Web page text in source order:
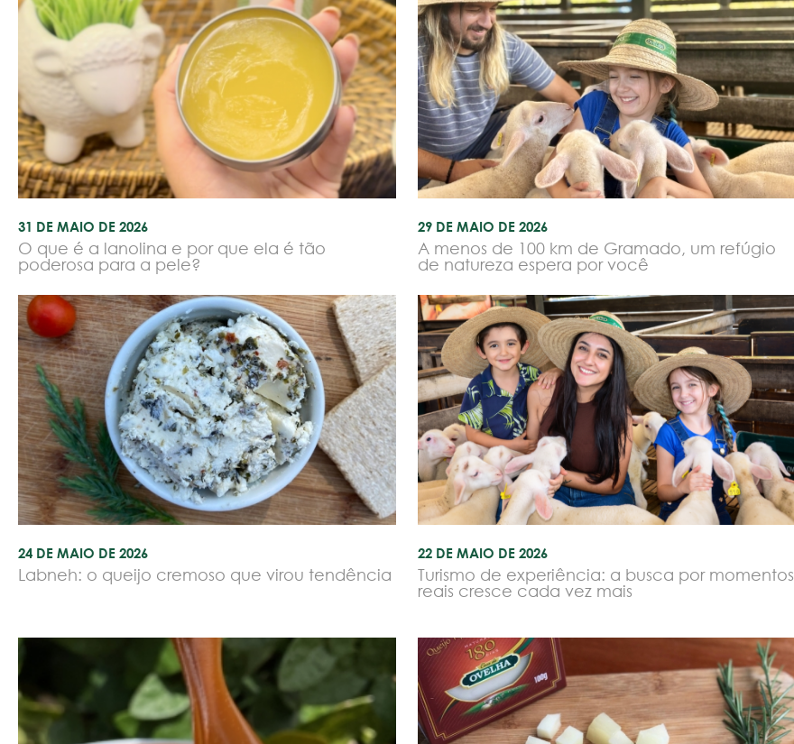
31 DE MAIO DE 2026
O que é a lanolina e por que ela é tão
poderosa para a pele?
29 DE MAIO DE 2026
A menos de 100 km de Gramado, um refúgio
de natureza espera por você
24 DE MAIO DE 2026
Labneh: o queijo cremoso que virou tendência
22 DE MAIO DE 2026
Turismo de experiência: a busca por momentos
reais cresce cada vez mais